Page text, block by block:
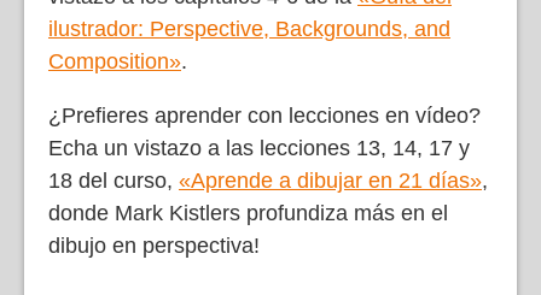
ilustrador: Perspective, Backgrounds, and
Composition».
¿Prefieres aprender con lecciones en vídeo?
Echa un vistazo a las lecciones 13, 14, 17 y
18 del curso, «Aprende a dibujar en 21 días»,
donde Mark Kistlers profundiza más en el
dibujo en perspectiva!